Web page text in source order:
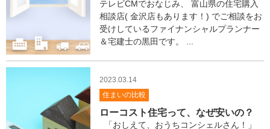
テレビCMでおなじみ、 富山県の住宅購入
相談店( 金沢店もあります！) でご相談をお
受けしているファイナンシャルプランナー
＆宅建士の黒田です。 ...
2023.03.14
住まいの比較
ローコスト住宅って、なぜ安いの？
「おしえて、おうちコンシェルさん！」